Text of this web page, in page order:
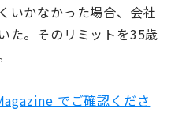
いかなかった場合、会社
た。そのリミットを35歳
でご確認くださ